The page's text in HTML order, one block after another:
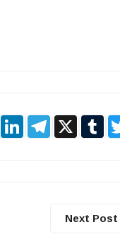
WhatsApp
LinkedInTelegram
X
Next Post